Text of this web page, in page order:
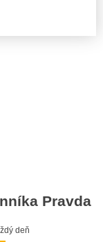
Pravda
deň